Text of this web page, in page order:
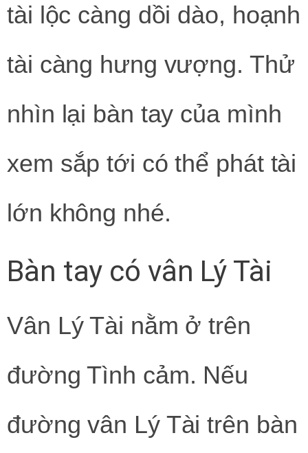
tài lộc càng dồi dào, hoạnh
tài càng hưng vượng. Thử
nhìn lại bàn tay của mình
xem sắp tới có thể phát tài
lớn không nhé.
Bàn tay có vân Lý Tài
Vân Lý Tài nằm ở trên
đường Tình cảm. Nếu
đường vân Lý Tài trên bàn